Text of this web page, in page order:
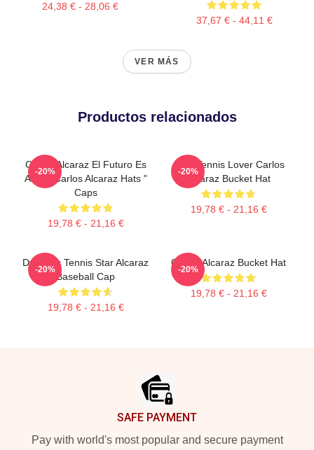
24,38 € - 28,06 €
37,67 € - 44,11 €
VER MÁS
Productos relacionados
Carlos Alcaraz El Futuro Es
Ahora Carlos Alcaraz Hats "
Caps
19,78 € - 21,16 €
-20%
Girls Tennis Lover Carlos
Alcaraz Bucket Hat
19,78 € - 21,16 €
-20%
Dynamic Tennis Star Alcaraz
Baseball Cap
19,78 € - 21,16 €
-20%
Carlos Alcaraz Bucket Hat
19,78 € - 21,16 €
-20%
SAFE PAYMENT
Pay with world's most popular and secure payment